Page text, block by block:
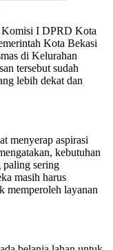
Komisi I DPRD Kota
Kota Bekasi
di Kelurahan
tersebut sudah
lebih dekat dan
menyerap aspirasi
kebutuhan
paling sering
masih harus
memperoleh layanan